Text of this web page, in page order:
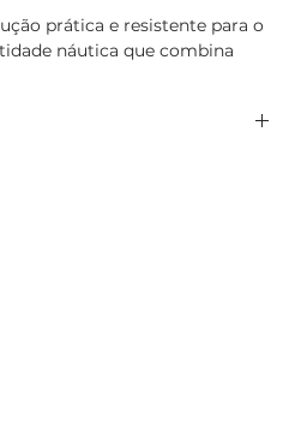
prática e resistente para o
náutica que combina
de lavar loiça e sem